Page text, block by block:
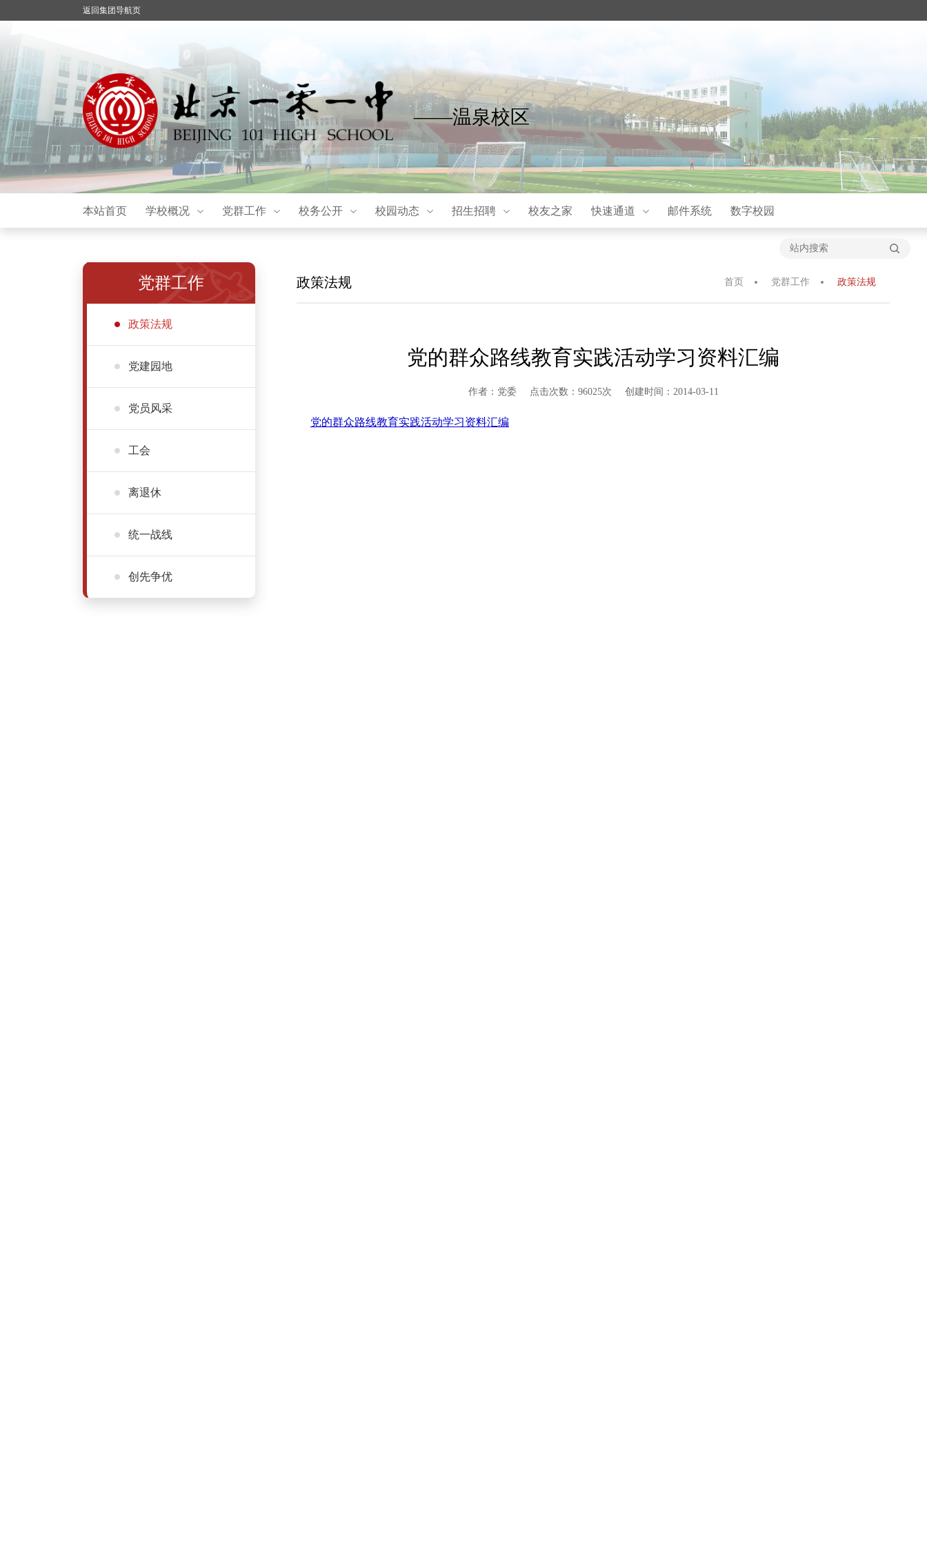
返回集团导航页
——温泉校区
本站首页 学校概况 党群工作 校务公开 校园动态 招生招聘 校友之家 快速通道 邮件系统 数字校园
党群工作
政策法规
党建园地
党员风采
工会
离退休
统一战线
创先争优
政策法规 首页 党群工作 政策法规
党的群众路线教育实践活动学习资料汇编
作者：党委 点击次数：96025次 创建时间：2014-03-11
党的群众路线教育实践活动学习资料汇编